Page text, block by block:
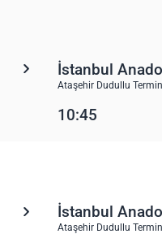
İstanbul
Ataşehir Dudullu
10:45
İstanbul
Ataşehir Dudullu